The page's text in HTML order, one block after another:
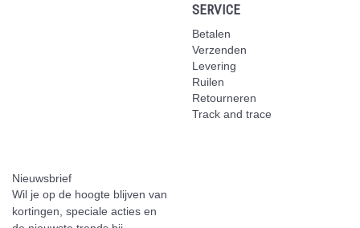
SERVICE
Betalen
Verzenden
Levering
Ruilen
Retourneren
Track and trace
Nieuwsbrief
Wil je op de hoogte blijven van
kortingen, speciale acties en